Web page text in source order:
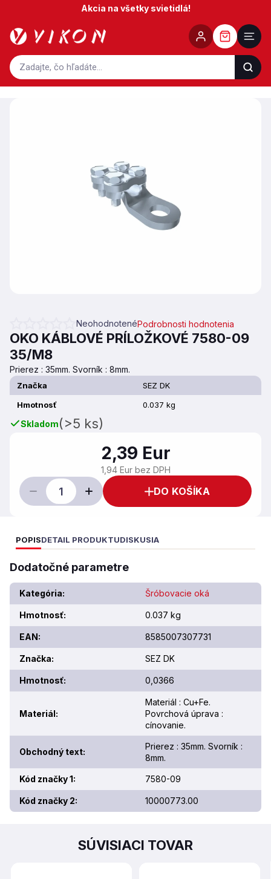
obsah
Akcia na všetky svietidlá!
Priemerné hodnotenie produktu je 0,0 z 5 hviezdičiek.
NeohodnotenéPodrobnosti hodnotenia
OKO KÁBLOVÉ PRÍLOŽKOVÉ 7580-09
35/M8
Prierez : 35mm. Svorník : 8mm.
Značka
SEZ DK
Hmotnosť
0.037 kg
Skladom(>5 ks)
2,39 Eur
1,94 Eur bez DPH
DO KOŠÍKA
POPISDETAIL PRODUKTUDISKUSIA
Dodatočné parametre
Kategória: Šróbovacie oká
Hmotnosť: 0.037 kg
EAN: 8585007307731
Značka: SEZ DK
Hmotnosť: 0,0366
Materiál:
Materiál : Cu+Fe.
Povrchová úprava :
cínovanie.
Obchodný text:
Prierez : 35mm. Svorník :
8mm.
Kód značky 1: 7580-09
Kód značky 2: 10000773.00
SÚVISIACI TOVAR